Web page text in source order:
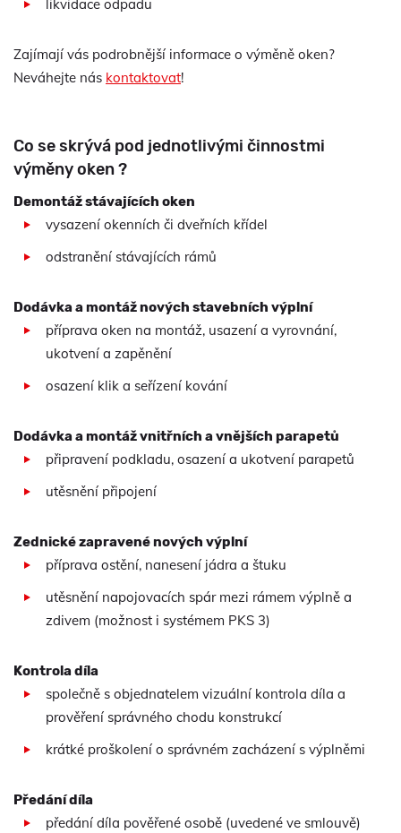
likvidace odpadu
Zajímají vás podrobnější informace o výměně oken?
Neváhejte nás kontaktovat!
Co se skrývá pod jednotlivými činnostmi
výměny oken ?
Demontáž stávajících oken
vysazení okenních či dveřních křídel
odstranění stávajících rámů
Dodávka a montáž nových stavebních výplní
příprava oken na montáž, usazení a vyrovnání,
ukotvení a zapěnění
osazení klik a seřízení kování
Dodávka a montáž vnitřních a vnějších parapetů
připravení podkladu, osazení a ukotvení parapetů
utěsnění připojení
Zednické zapravené nových výplní
příprava ostění, nanesení jádra a štuku
utěsnění napojovacích spár mezi rámem výplně a
zdivem (možnost i systémem PKS 3)
Kontrola díla
společně s objednatelem vizuální kontrola díla a
prověření správného chodu konstrukcí
krátké proškolení o správném zacházení s výplněmi
Předání díla
předání díla pověřené osobě (uvedené ve smlouvě)